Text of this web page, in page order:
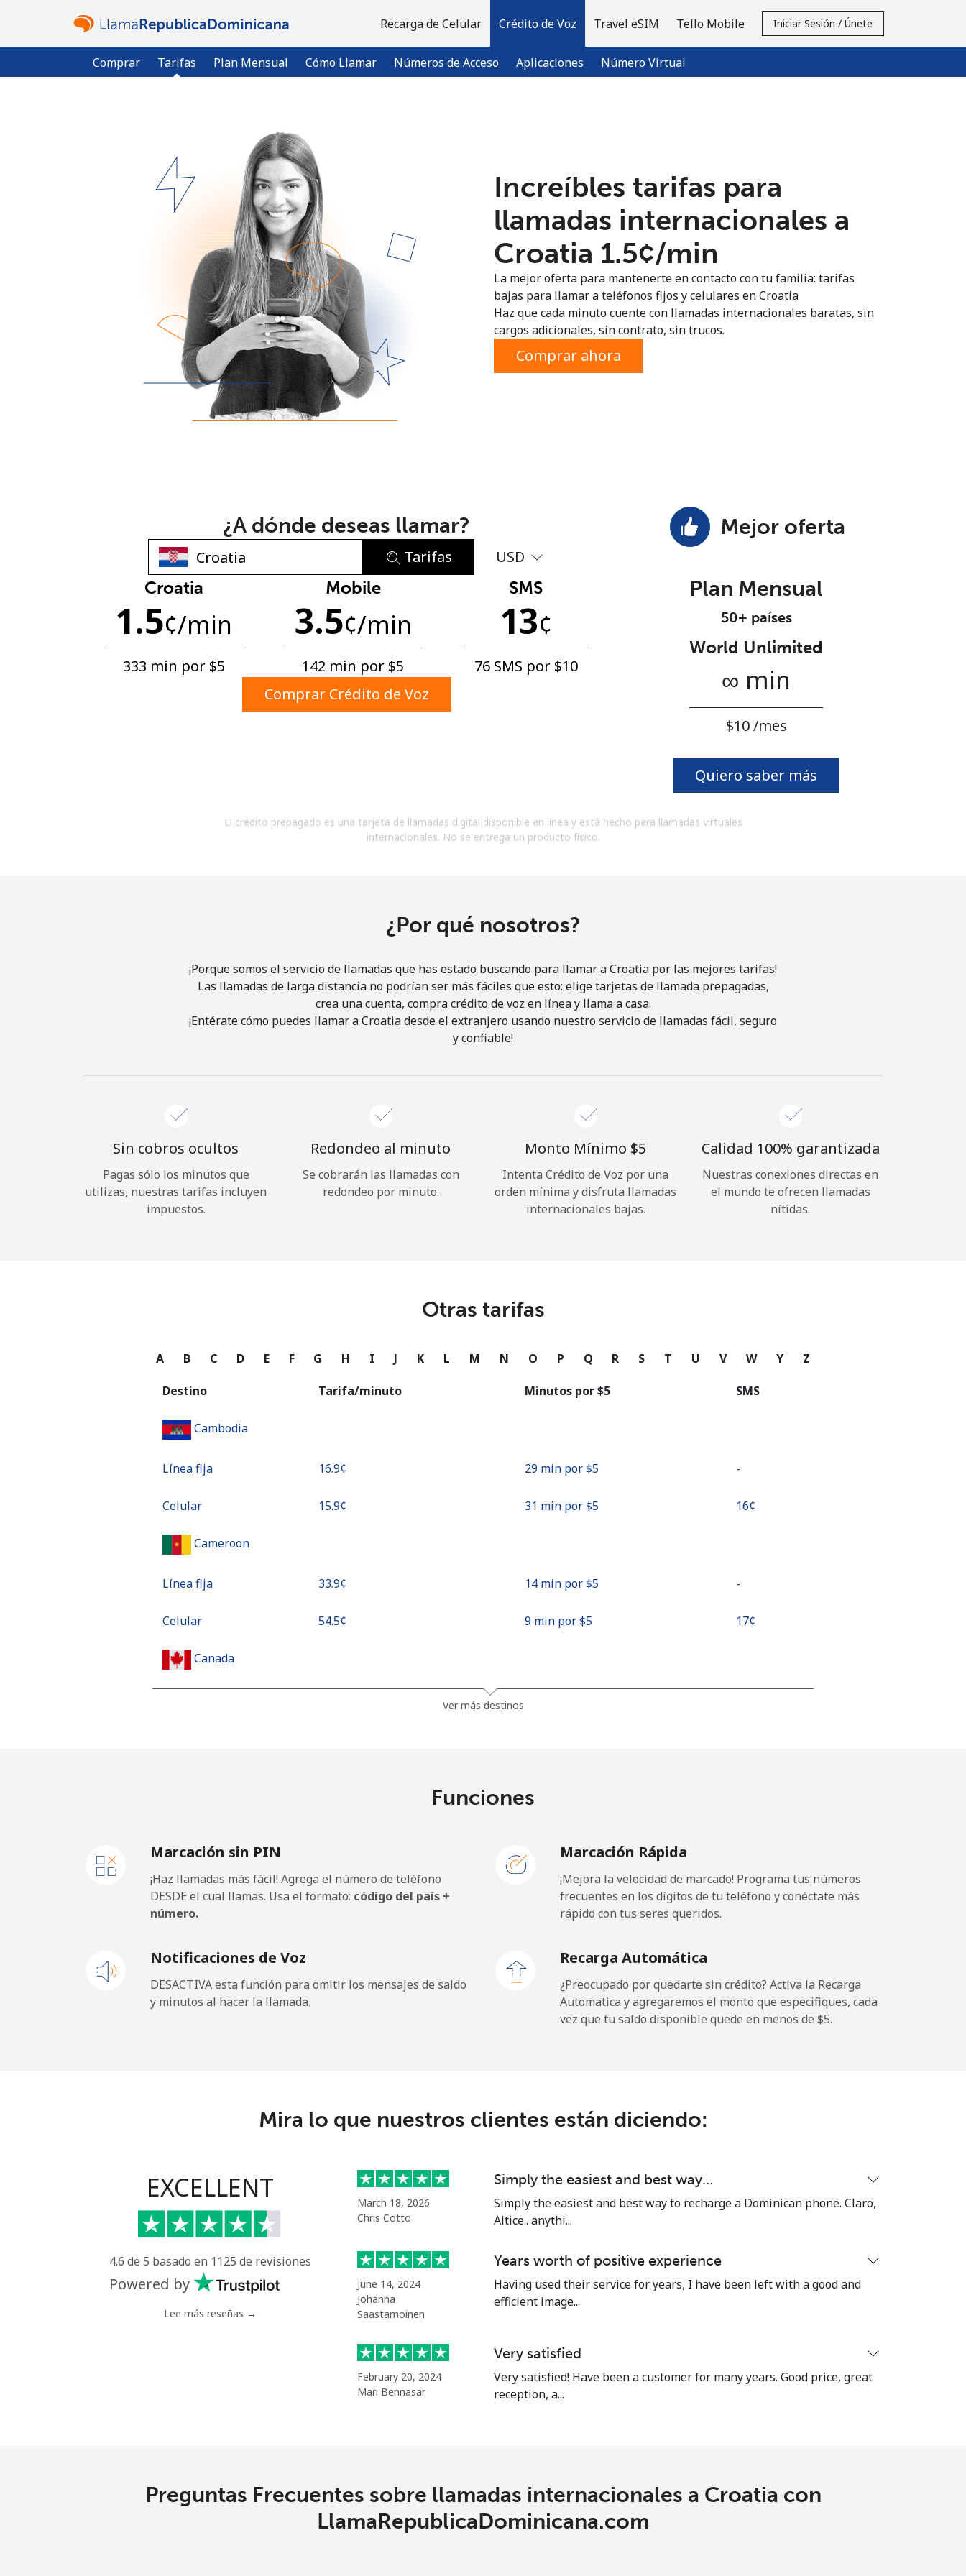
Recarga de Celular Crédito de Voz
Comprar Tarifas Plan Mensual Cómo Llamar Números de Acceso Aplicaciones Número Virtual
Travel eSIM Tello Mobile Iniciar Sesión / Únete
¿Ya tienes una cuenta? Inicia sesión →
Regístrate con
No se ha creado una contraseña
Mínimo 8 caracteres
Una letra mayúscula y una minúscula
Un número
Un caracter especial
Al abrir una cuenta en este sitio web, estoy de
¡Hola!
¿Olvidaste tu contraseña? →
Increíbles tarifas para
llamadas internacionales a
Croatia ⁦1.5¢⁩/min
La mejor oferta para mantenerte en contacto con tu familia: tarifas
bajas para llamar a teléfonos fijos y celulares en Croatia
Haz que cada minuto cuente con llamadas internacionales baratas, sin
cargos adicionales, sin contrato, sin trucos.
Comprar ahora
¿A dónde deseas llamar?
Tarifas USD
Croatia
1.5¢/min
333 min por ⁦$5⁩
Mobile
3.5¢/min
142 min por ⁦$5⁩
SMS
13¢
76 SMS por ⁦$10⁩
Comprar Crédito de Voz
Mejor oferta
Plan Mensual
50+ países
World Unlimited
∞ min
⁦$10⁩ /mes
Quiero saber más
El crédito prepagado es una tarjeta de llamadas digital disponible en línea y está hecho para llamadas virtuales
internacionales. No se entrega un producto físico.
¿Por qué nosotros?
¡Porque somos el servicio de llamadas que has estado buscando para llamar a Croatia por las mejores tarifas!
Las llamadas de larga distancia no podrían ser más fáciles que esto: elige tarjetas de llamada prepagadas,
crea una cuenta, compra crédito de voz en línea y llama a casa.
¡Entérate cómo puedes llamar a Croatia desde el extranjero usando nuestro servicio de llamadas fácil, seguro
y confiable!
Sin cobros ocultos
Pagas sólo los minutos que
utilizas, nuestras tarifas incluyen
impuestos.
Redondeo al minuto
Se cobrarán las llamadas con
redondeo por minuto.
Monto Mínimo ⁦$5⁩
Intenta Crédito de Voz por una
orden mínima y disfruta llamadas
internacionales bajas.
Calidad 100% garantizada
Nuestras conexiones directas en
el mundo te ofrecen llamadas
nítidas.
Otras tarifas
A B C D E F G H I J K L M N O P Q R S T U V W Y Z
Destino Tarifa/minuto Minutos por ⁦$5⁩ SMS
Cambodia
Línea fija ⁦16.9¢⁩ 29 min por ⁦$5⁩ -
Celular ⁦15.9¢⁩ 31 min por ⁦$5⁩ ⁦16¢⁩
Cameroon
Línea fija ⁦33.9¢⁩ 14 min por ⁦$5⁩ -
Celular ⁦54.5¢⁩ 9 min por ⁦$5⁩ ⁦17¢⁩
Canada
Caribbean Netherlands
Línea fija ⁦23.5¢⁩ 21 min por ⁦$5⁩ -
Cayman Islands
Línea fija 25 min por ⁦$5⁩ -
⁦88.5¢⁩ 5 min por ⁦$5⁩
Chad
Línea fija
Chile
111 min por ⁦$5⁩
312 min por ⁦$5⁩ ⁦8¢⁩
Línea fija ⁦4.9¢⁩ 102 min por ⁦$5⁩ -
Ver más destinos
Funciones
Marcación sin PIN
¡Haz llamadas más fácil! Agrega el número de teléfono
DESDE el cual llamas. Usa el formato: código del país +
número.
Marcación Rápida
¡Mejora la velocidad de marcado! Programa tus números
frecuentes en los dígitos de tu teléfono y conéctate más
rápido con tus seres queridos.
Notificaciones de Voz
DESACTIVA esta función para omitir los mensajes de saldo
y minutos al hacer la llamada.
Recarga Automática
¿Preocupado por quedarte sin crédito? Activa la Recarga
Automatica y agregaremos el monto que especifiques, cada
vez que tu saldo disponible quede en menos de ⁦$5⁩.
Mira lo que nuestros clientes están diciendo:
EXCELLENT
4.6 de 5 basado en 1125 de revisiones
Powered by
Lee más reseñas →
March 18, 2026
Chris Cotto
Simply the easiest and best way…
Simply the easiest and best way to recharge a Dominican phone. Claro,
Altice.. anythi...
June 14, 2024
Johanna
Saastamoinen
Years worth of positive experience
Having used their service for years, I have been left with a good and
efficient image...
February 20, 2024
Mari Bennasar
Very satisfied
Very satisfied! Have been a customer for many years. Good price, great
reception, a...
Preguntas Frecuentes sobre llamadas internacionales a Croatia con
LlamaRepublicaDominicana.com